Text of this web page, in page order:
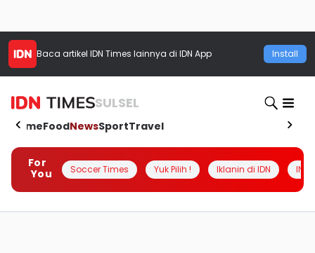
Baca artikel IDN Times lainnya di IDN App Install
SULSEL
HomeFoodNewsSportTravel
For
You
Soccer Times Yuk Pilih ! Iklanin di IDN